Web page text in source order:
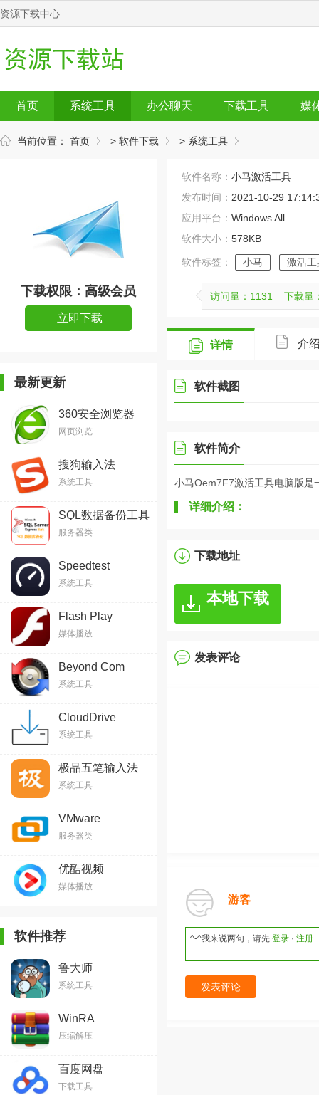
资源下载中心
首页 系统工具 办公聊天 下载工具 媒
当前位置： 首页 > 软件下载 > 系统工具
下载权限：高级会员
立即下载
最新更新
360安全浏览器
网页浏览
搜狗输入法
系统工具
SQL数据备份工具
服务器类
Speedtest
系统工具
Flash Play
媒体播放
Beyond Com
系统工具
CloudDrive
系统工具
极品五笔输入法
系统工具
VMware
服务器类
优酷视频
媒体播放
软件推荐
鲁大师
系统工具
WinRA
压缩解压
百度网盘
下载工具
软件名称： 小马激活工具
发布时间： 2021-10-29
应用平台： Windows All
软件大小： 578KB
软件标签： 小马 激活工
访问量： 1131 下载量
详情 介
软件截图
软件简介
小马Oem7F7激活工具电脑版是
详细介绍：
下载地址
本地下载
发表评论
游客
^-^我来说两句，请先 登录 · 注册
发表评论